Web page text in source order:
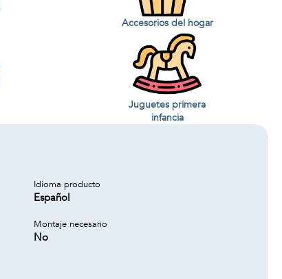
Accesorios del hogar
Juguetes primera
infancia
Idioma producto
Español
Montaje necesario
No